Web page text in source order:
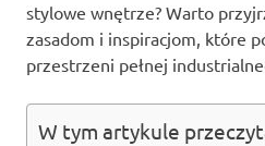
stylowe wnętrze? Warto
zasadom i inspiracjom, które
przestrzeni pełnej
W tym artykule